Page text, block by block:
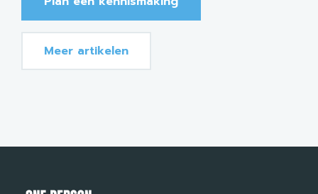
Meer artikelen